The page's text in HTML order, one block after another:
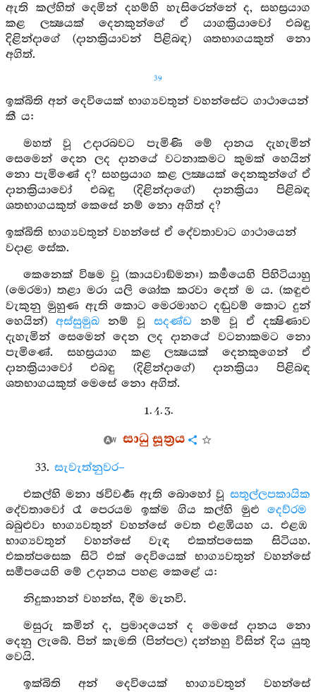
ඇති කල්හිත් දෙමින් දහම්හි හැසිරෙන්නේ ද, සහස්‍රයාග
කළ ලක්‍ෂයක් දෙනකුන්ගේ ඒ යාගක්‍රියාවෝ එබඳු
දිළින්දාගේ (දානක්‍රියාවන් පිළිබඳ) ශතභාගයකුත් නො
අගිත්.
39
ඉක්බිති අන් දෙවියෙක් භාග්‍යවතුන් වහන්සේට ගාථායෙන්
කී ය:
මහත් වූ උදාරබවට පැමිණි මේ දානය දැහැමින්
සෙමෙන් දෙන ලද දානයේ වටනාකමට කුමක් හෙයින්
නො පැමිණේ ද? සහස්‍රයාග කළ ලක්‍ෂයක් දෙනකුන්ගේ ඒ
දානක්‍රියාවෝ එබඳු (දිළින්දාගේ) දානක්‍රියා පිළිබඳ
ශතභාගයකුත් කෙසේ නම් නො අගිත් ද?
ඉක්බිති භාග්‍යවතුන් වහන්සේ ඒ දේවතාවාට ගාථායෙන්
වදාළ සේක.
කෙනෙක් විෂම වූ (කායවාඞ්මනඃ) කර්‍මයෙහි පිහිටියාහු
(මෙරමා) තළා මරා යලි ශෝක කරවා දෙත් ම ය. (කඳුළු
වැකුනු මුහුණ ඇති කොට මෙරමාහට දඬුවම් කොට දුන්
හෙයින්) අස්සුමුඛ නම් වූ සදණ්ඩ නම් වූ ඒ දක්‍ෂිණාව
දැහැමින් සෙමෙන් දෙන ලද දානයේ වටනාකමට නො
පැමිණේ. සහස්‍රයාග කළ ලක්‍ෂයක් දෙනකුගෙන් ඒ
දානක්‍රියාවෝ එබඳු (දිළින්දාගේ) දානක්‍රියා පිළිබඳ
ශතභාගයකුත් මෙසේ නො අගිත්.
1. 4. 3.
සාධු සූත්‍රය
33.සැවැත්නුවර–
එකල්හි මනා ඡවිවර්‍ණ ඇති බොහෝ වූ සතුල්ලපකායික
දේවතාවෝ රෑ පෙරයම ඉක්ම ගිය කල්හි මුළුදෙව්රම
බබුළුවා භාග්‍යවතුන් වහන්සේ වෙත එළඹියහ ය. එළඹ
භාග්‍යවතුන් වහන්සේ වැඳ එකත්පසෙක සිටියහ.
එකත්පසෙක සිටි එක් දෙවියෙක් භාග්‍යවතුන් වහන්සේ
සමීපයෙහි මේ උදානය පහළ කෙළේ ය:
නිදුකානන් වහන්ස, දීම මැනවි.
මසුරු කමින් ද, ප්‍රමාදයෙන් ද මෙසේ දානය නො
දෙනු ලැබේ. පින් කැමති (පින්පල) දන්නහු විසින් දිය යුතු
වෙයි.
ඉක්බිති අන් දෙවියෙක් භාග්‍යවතුන් වහන්සේ